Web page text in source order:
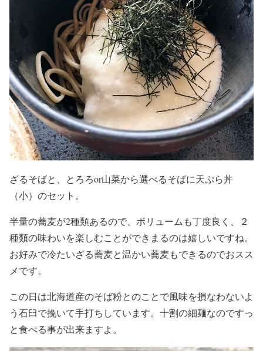
ざるそばと、とろろor山菜から選べるそばに天ぷら丼
（小）のセット。
半量の蕎麦が2種類あるので、ボリュームも丁度良く、２
種類の味わいを楽しむことができまるのは嬉しいですね。
お好みで冷たいざる蕎麦と温かい蕎麦もできるのでおスス
メです。
この日は北海道産のそば粉とのことで風味を損なわないよ
う石臼で挽いて手打ちしています。十割の細麺なのですっ
と食べる事が出来ますよ。